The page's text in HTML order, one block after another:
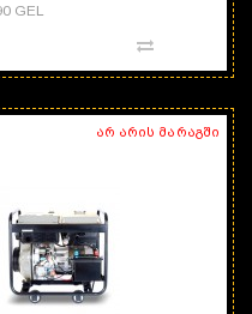
GEL
არ არის მარაგში